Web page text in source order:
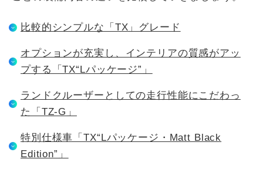
比較的シンプルな「TX」グレード
オプションが充実し、インテリアの質感がアッ
プする「TX“Lパッケージ”」
ランドクルーザーとしての走行性能にこだわっ
た「TZ-G」
特別仕様車「TX“Lパッケージ・Matt Black
Edition”」